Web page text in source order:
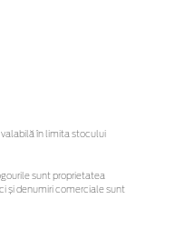
valabilă în limita stocului
sunt proprietatea
și denumiri comerciale sunt